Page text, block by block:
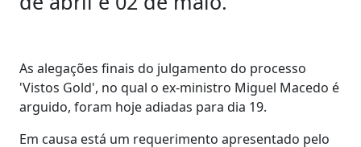
As alegações finais do julgamento do processo
'Vistos Gold', no qual o ex-ministro Miguel Macedo é
arguido, foram hoje adiadas para dia 19.
Em causa está um requerimento apresentado pelo